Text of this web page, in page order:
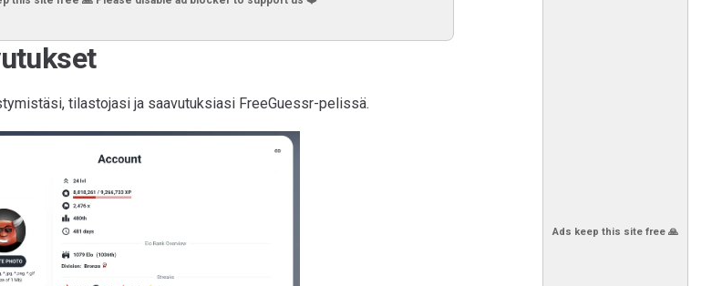
Ads keep this site free 🙏
tilastojasi ja saavutuksiasi FreeGuessr-pelissä.